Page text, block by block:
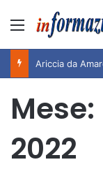
Menu
Mese:
2022